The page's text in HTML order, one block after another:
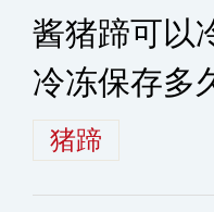
酱猪蹄可以
冷冻保存多
猪蹄